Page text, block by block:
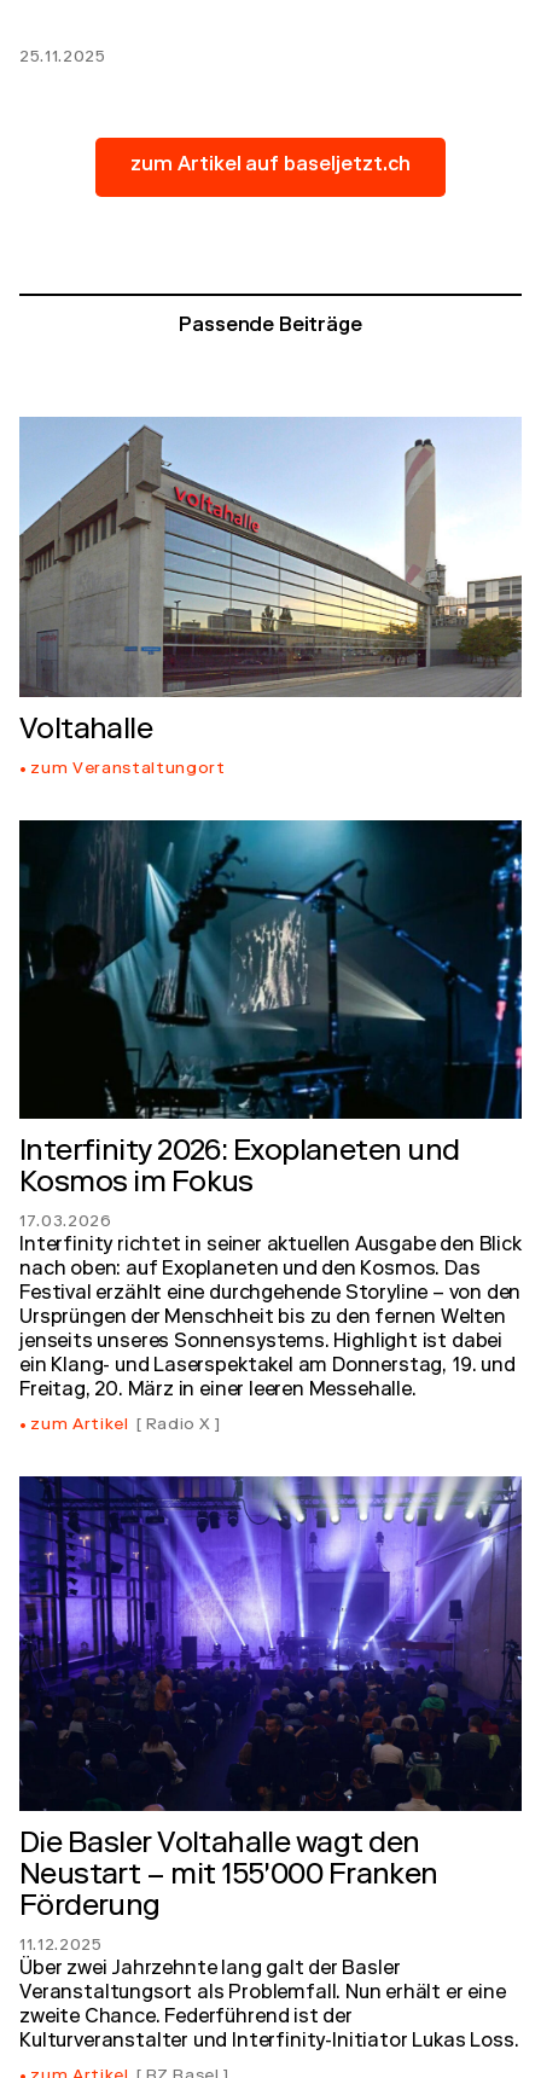
25.11.2025
zum Artikel auf baseljetzt.ch
Passende Beiträge
Voltahalle
zum Veranstaltungort
Interfinity 2026: Exoplaneten und
Kosmos im Fokus
17.03.2026
Interfinity richtet in seiner aktuellen Ausgabe den Blick
nach oben: auf Exoplaneten und den Kosmos. Das
Festival erzählt eine durchgehende Storyline – von den
Ursprüngen der Menschheit bis zu den fernen Welten
jenseits unseres Sonnensystems. Highlight ist dabei
ein Klang- und Laserspektakel am Donnerstag, 19. und
Freitag, 20. März in einer leeren Messehalle.
zum Artikel Radio X
Die Basler Voltahalle wagt den
Neustart – mit 155'000 Franken
Förderung
11.12.2025
Über zwei Jahrzehnte lang galt der Basler
Veranstaltungsort als Problemfall. Nun erhält er eine
zweite Chance. Federführend ist der
Kulturveranstalter und Interfinity-Initiator Lukas Loss.